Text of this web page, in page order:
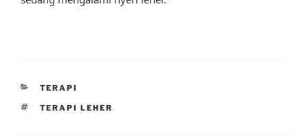
CATEGORIES
TERAPI
TAGS
TERAPI LEHER